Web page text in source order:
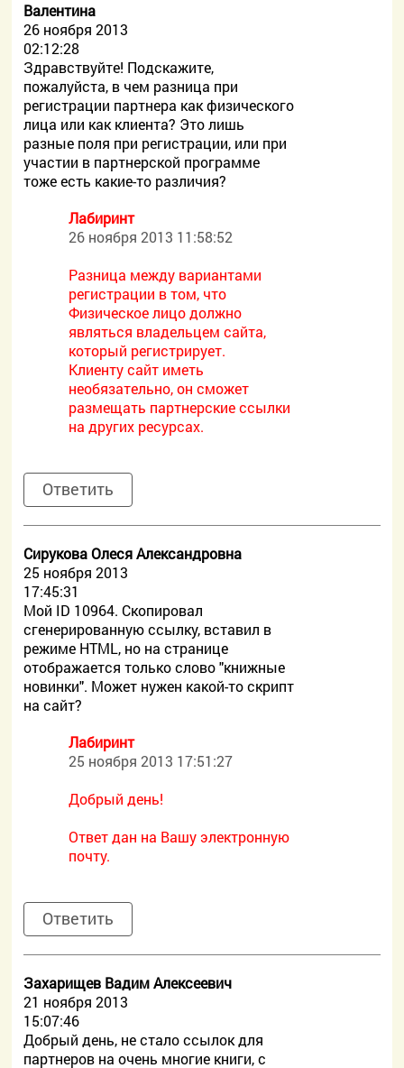
Валентина
26 ноября 2013
02:12:28
Здравствуйте! Подскажите,
пожалуйста, в чем разница при
регистрации партнера как физического
лица или как клиента? Это лишь
разные поля при регистрации, или при
участии в партнерской программе
тоже есть какие-то различия?
Лабиринт
26 ноября 2013 11:58:52
Разница между вариантами
регистрации в том, что
Физическое лицо должно
являться владельцем сайта,
который регистрирует.
Клиенту сайт иметь
необязательно, он сможет
размещать партнерские ссылки
на других ресурсах.
Ответить
Сирукова Олеся Александровна
25 ноября 2013
17:45:31
Мой ID 10964. Скопировал
сгенерированную ссылку, вставил в
режиме HTML, но на странице
отображается только слово "книжные
новинки". Может нужен какой-то скрипт
на сайт?
Лабиринт
25 ноября 2013 17:51:27
Добрый день!
Ответ дан на Вашу электронную
почту.
Ответить
Захарищев Вадим Алексеевич
21 ноября 2013
15:07:46
Добрый день, не стало ссылок для
партнеров на очень многие книги, с